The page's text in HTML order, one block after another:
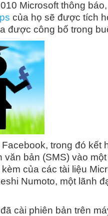
Microsoft thông
của họ sẽ được tích
được công bố trong
trong đó kết
văn bản (SMS) vào
của các tài liệu
Numoto, một lãnh
cài phiên bản trên